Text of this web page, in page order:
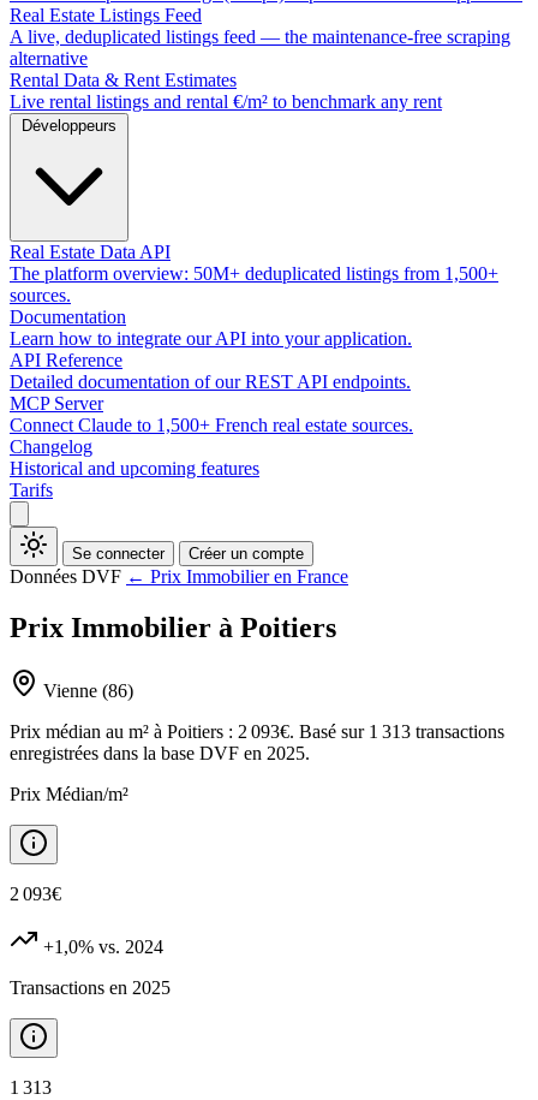
Real Estate Listings Feed
A live, deduplicated listings feed — the maintenance-free scraping
alternative
Rental Data & Rent Estimates
Live rental listings and rental €/m² to benchmark any rent
Développeurs
Real Estate Data API
The platform overview: 50M+ deduplicated listings from 1,500+
sources.
Documentation
Learn how to integrate our API into your application.
API Reference
Detailed documentation of our REST API endpoints.
MCP Server
Connect Claude to 1,500+ French real estate sources.
Changelog
Historical and upcoming features
Tarifs
Se connecter Créer un compte
Données DVF ← Prix Immobilier en France
Prix Immobilier à Poitiers
Vienne (86)
Prix médian au m² à Poitiers : 2 093€. Basé sur 1 313 transactions
enregistrées dans la base DVF en 2025.
Prix Médian/m²
2 093€
+1,0% vs. 2024
Transactions en 2025
1 313